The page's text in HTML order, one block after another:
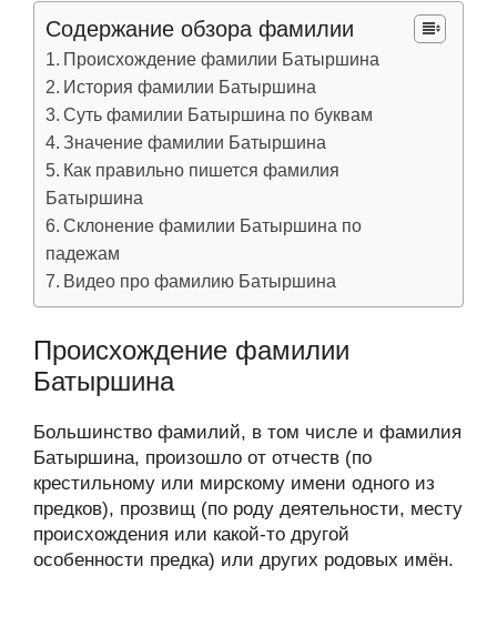
Содержание обзора фамилии
Происхождение фамилии Батыршина
История фамилии Батыршина
Суть фамилии Батыршина по буквам
Значение фамилии Батыршина
Как правильно пишется фамилия
Батыршина
Склонение фамилии Батыршина по
падежам
Видео про фамилию Батыршина
Происхождение фамилии
Батыршина
Большинство фамилий, в том числе и фамилия
Батыршина, произошло от отчеств (по
крестильному или мирскому имени одного из
предков), прозвищ (по роду деятельности, месту
происхождения или какой-то другой
особенности предка) или других родовых имён.